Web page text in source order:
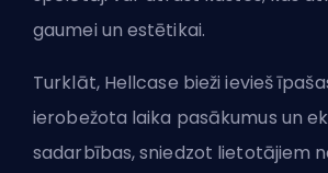
gaumei un estētikai.
Turklāt, Hellcase bieži ievieš
ierobežota laika pasākumus un
sadarbības, sniedzot lietotājiem